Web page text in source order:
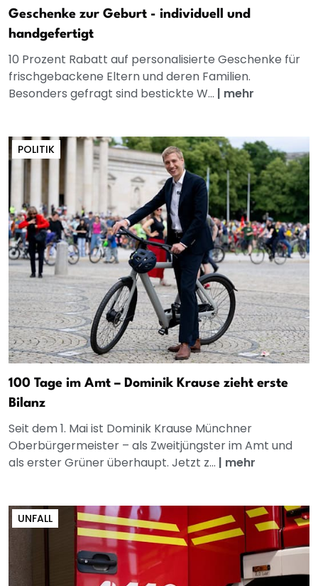
Geschenke zur Geburt - individuell und
handgefertigt
10 Prozent Rabatt auf personalisierte Geschenke für
frischgebackene Eltern und deren Familien.
Besonders gefragt sind bestickte W... | mehr
POLITIK
100 Tage im Amt – Dominik Krause zieht erste
Bilanz
Seit dem 1. Mai ist Dominik Krause Münchner
Oberbürgermeister – als Zweitjüngster im Amt und
als erster Grüner überhaupt. Jetzt z... | mehr
UNFALL